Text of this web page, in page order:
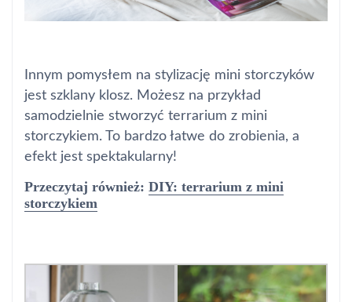
Innym pomysłem na stylizację mini storczyków
jest szklany klosz. Możesz na przykład
samodzielnie stworzyć terrarium z mini
storczykiem. To bardzo łatwe do zrobienia, a
efekt jest spektakularny!
Przeczytaj również: DIY: terrarium z mini
storczykiem